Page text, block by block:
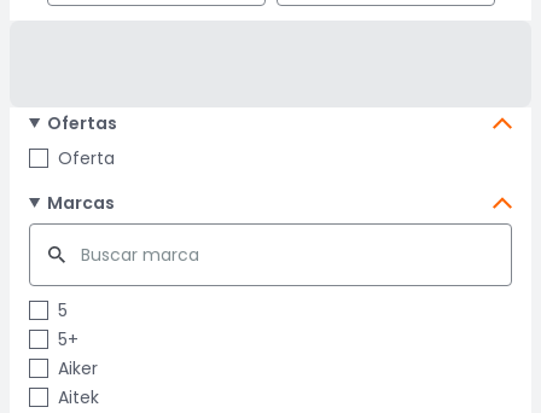
Ofertas
Oferta
Marcas
5
5+
Aiker
Aitek